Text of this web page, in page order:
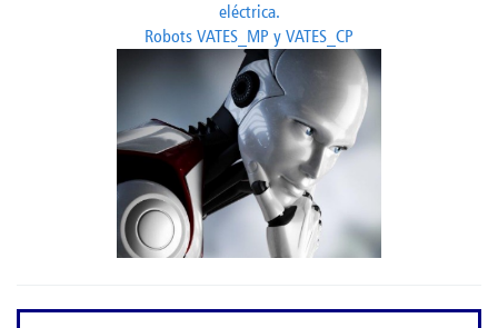
eléctrica.
Robots VATES_MP y VATES_CP